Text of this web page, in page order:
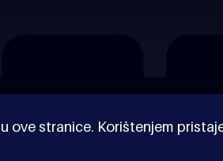
ove stranice. Korištenjem